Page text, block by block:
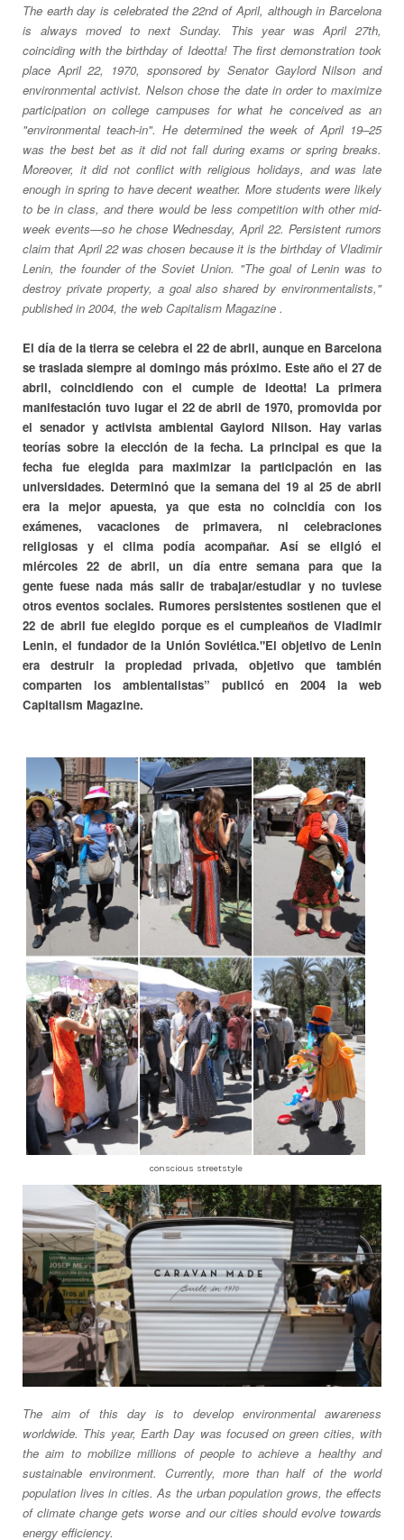
The earth day is celebrated the 22nd of April, although in Barcelona
is always moved to next Sunday. This year was April 27th,
coinciding with the birthday of Ideotta! The first demonstration took
place April 22, 1970, sponsored by Senator Gaylord Nilson and
environmental activist. Nelson chose the date in order to maximize
participation on college campuses for what he conceived as an
"environmental teach-in". He determined the week of April 19–25
was the best bet as it did not fall during exams or spring breaks.
Moreover, it did not conflict with religious holidays, and was late
enough in spring to have decent weather. More students were likely
to be in class, and there would be less competition with other mid-
week events—so he chose Wednesday, April 22. Persistent rumors
claim that April 22 was chosen because it is the birthday of Vladimir
Lenin, the founder of the Soviet Union. "The goal of Lenin was to
destroy private property, a goal also shared by environmentalists,"
published in 2004, the web Capitalism Magazine .
El día de la tierra se celebra el 22 de abril, aunque en Barcelona
se traslada siempre al domingo más próximo. Este año el 27 de
abril, coincidiendo con el cumple de Ideotta! La primera
manifestación tuvo lugar el 22 de abril de 1970, promovida por
el senador y activista ambiental Gaylord Nilson. Hay varias
teorías sobre la elección de la fecha. La principal es que la
fecha fue elegida para maximizar la participación en las
universidades. Determinó que la semana del 19 al 25 de abril
era la mejor apuesta, ya que esta no coincidía con los
exámenes, vacaciones de primavera, ni celebraciones
religiosas y el clima podía acompañar. Así se eligió el
miércoles 22 de abril, un día entre semana para que la
gente fuese nada más salir de trabajar/estudiar y no tuviese
otros eventos sociales. Rumores persistentes sostienen que el
22 de abril fue elegido porque es el cumpleaños de Vladimir
Lenin, el fundador de la Unión Soviética."El objetivo de Lenin
era destruir la propiedad privada, objetivo que también
comparten los ambientalistas” publicó en 2004 la web
Capitalism Magazine.
conscious streetstyle
The aim of this day is to develop environmental awareness
worldwide. This year, Earth Day was focused on green cities, with
the aim to mobilize millions of people to achieve a healthy and
sustainable environment. Currently, more than half of the world
population lives in cities. As the urban population grows, the effects
of climate change gets worse and our cities should evolve towards
energy efficiency.